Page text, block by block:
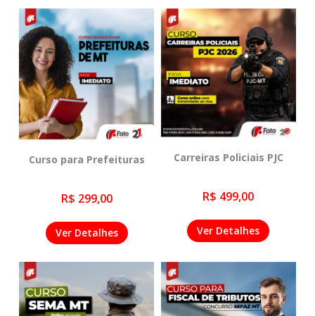
Curso para Prefeituras
R$ 299,00
Ver Detalhes
Carreiras Policiais PJC
R$ 499,00
Ver Detalhes